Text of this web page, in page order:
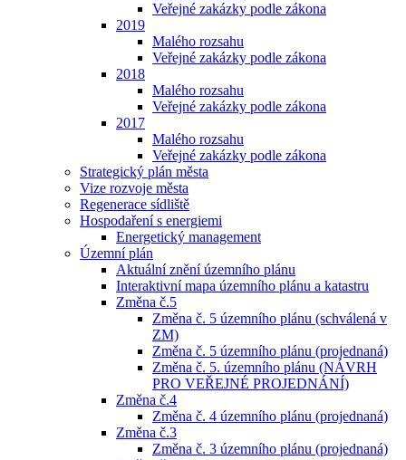
Veřejné zakázky podle zákona
2019
Malého rozsahu
Veřejné zakázky podle zákona
2018
Malého rozsahu
Veřejné zakázky podle zákona
2017
Malého rozsahu
Veřejné zakázky podle zákona
Strategický plán města
Vize rozvoje města
Regenerace sídliště
Hospodaření s energiemi
Energetický management
Územní plán
Aktuální znění územního plánu
Interaktivní mapa územního plánu a katastru
Změna č.5
Změna č. 5 územního plánu (schválená v
ZM)
Změna č. 5 územního plánu (projednaná)
Změna č. 5. územního plánu (NÁVRH
PRO VEŘEJNÉ PROJEDNÁNÍ)
Změna č.4
Změna č. 4 územního plánu (projednaná)
Změna č.3
Změna č. 3 územního plánu (projednaná)